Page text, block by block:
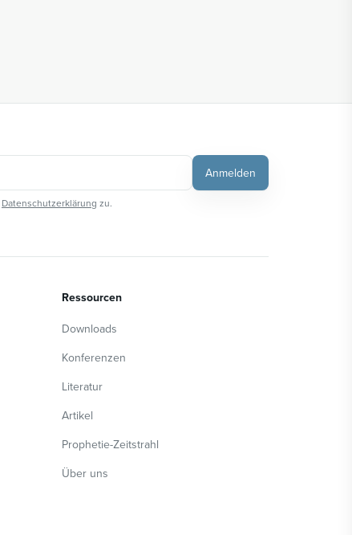
Anmelden
Datenschutzerklärung zu.
Ressourcen
Downloads
Konferenzen
Literatur
Artikel
Prophetie-Zeitstrahl
Über uns